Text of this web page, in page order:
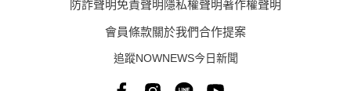
防詐聲明免責聲明隱私權聲明著作權聲明
會員條款關於我們合作提案
追蹤NOWNEWS今日新聞